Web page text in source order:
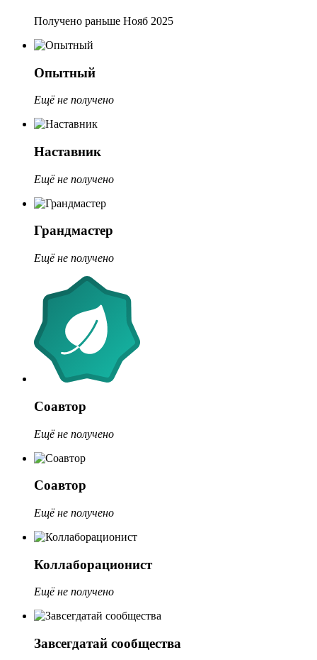
Получено раньше Нояб 2025
Опытный
Ещё не получено
Наставник
Ещё не получено
Грандмастер
Ещё не получено
Соавтор
Ещё не получено
Соавтор
Ещё не получено
Коллаборационист
Ещё не получено
Завсегдатай сообщества